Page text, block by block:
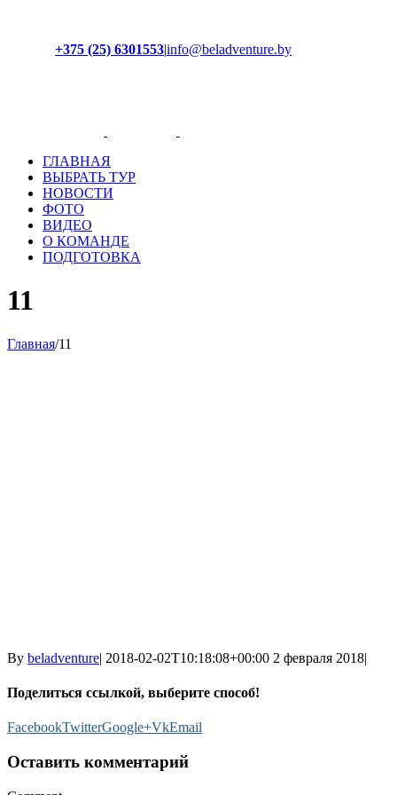
+375 (25) 6301553|info@beladventure.by
ГЛАВНАЯ
ВЫБРАТЬ ТУР
НОВОСТИ
ФОТО
ВИДЕО
О КОМАНДЕ
ПОДГОТОВКА
11
Главная/11
By beladventure| 2018-02-02T10:18:08+00:00 2 февраля 2018|
Поделиться ссылкой, выберите способ!
FacebookTwitterGoogle+VkEmail
Оставить комментарий